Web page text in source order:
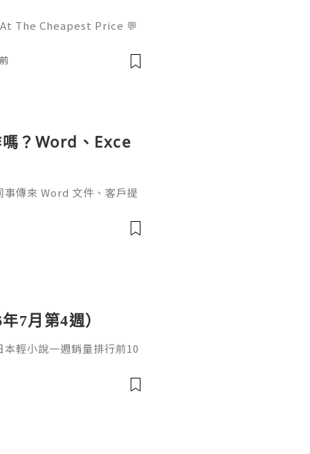
The Cheapest Price 💬
🚀 Telegram: @usa
？Word、Exce
傳來 Word 文件、客戶提
處理起來比較零散。因此不
7月第4週）
輕小說一週銷量排行前10
版社：角川發售日：2026
慢生活16作者：棚架ユウ